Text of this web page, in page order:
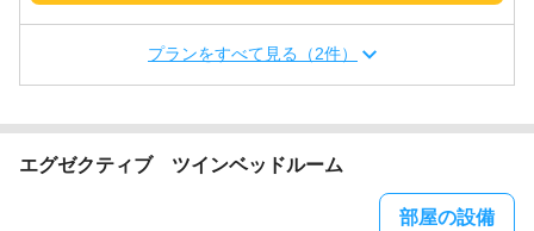
プランをすべて見る（2件）
エグゼクティブ ツインベッドルーム
部屋の設備